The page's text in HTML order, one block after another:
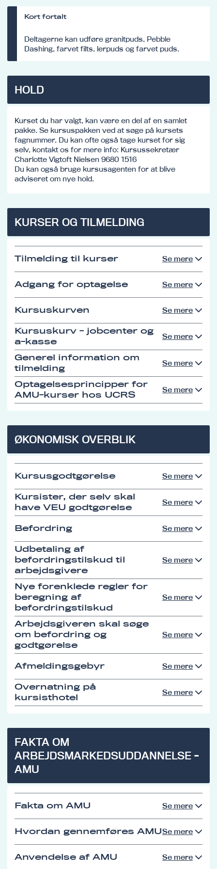
Kort fortalt
Deltagerne kan udføre granitpuds, Pebble
Dashing, farvet filts, lerpuds og farvet puds.
HOLD
Kurset du har valgt, kan være en del af en samlet
pakke. Se kursuspakken ved at søge på kursets
fagnummer. Du kan ofte også tage kurset for sig
selv, kontakt os for mere info: Kursussekretær
Charlotte Vigtoft Nielsen 9680 1516
Du kan også bruge kursusagenten for at blive
adviseret om nye hold.
KURSER OG TILMELDING
Tilmelding til kurser Se mere
Adgang for optagelse Se mere
Kursuskurven Se mere
Kursuskurv - jobcenter og
a-kasse
Se mere
Generel information om
tilmelding
Se mere
Optagelsesprincipper for
AMU-kurser hos UCRS
Se mere
ØKONOMISK OVERBLIK
Kursusgodtgørelse Se mere
Kursister, der selv skal
have VEU godtgørelse
Se mere
Befordring Se mere
Udbetaling af
befordringstilskud til
arbejdsgivere
Se mere
Nye forenklede regler for
beregning af
befordringstilskud
Se mere
Arbejdsgiveren skal søge
om befordring og
godtgørelse
Se mere
Afmeldingsgebyr Se mere
Overnatning på
kursisthotel
Se mere
FAKTA OM
ARBEJDSMARKEDSUDDANNELSE -
AMU
Fakta om AMU Se mere
Hvordan gennemføres AMUSe mere
Anvendelse af AMU Se mere